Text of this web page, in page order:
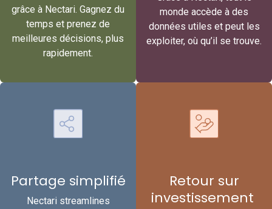
grâce à Nectari. Gagnez du
temps et prenez de
meilleures décisions, plus
rapidement.
monde accède à des
données utiles et peut les
exploiter, où qu’il se trouve.
Retour sur
investissement
Partage simplifié
Nectari streamlines